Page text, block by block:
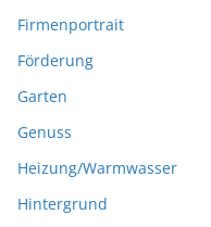
Firmenportrait
Förderung
Garten
Genuss
Heizung/Warmwasser
Hintergrund